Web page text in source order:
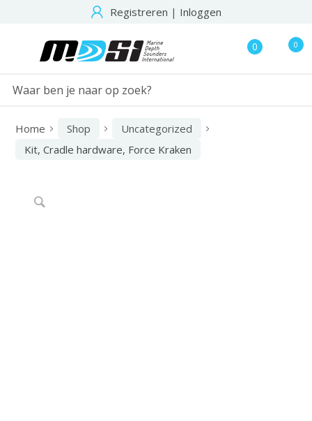
Registreren | Inloggen
0 0
Home Shop
Uncategorized
Kit, Cradle hardware, Force Kraken